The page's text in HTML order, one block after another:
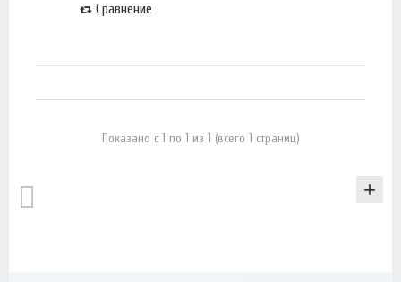
Сравнение
Показано с 1 по 1 из 1 (всего 1 страниц)